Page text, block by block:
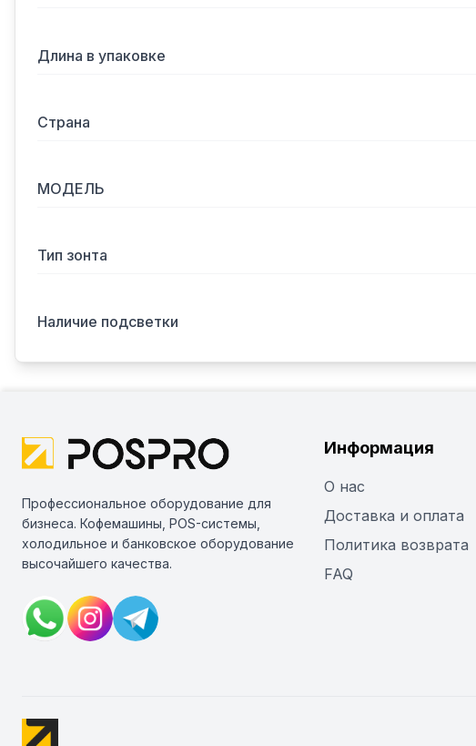
Длина в упаковке
Страна
МОДЕЛЬ
Тип зонта
Наличие подсветки
Профессиональное оборудование для
бизнеса. Кофемашины, POS-системы,
холодильное и банковское оборудование
высочайшего качества.
Информация
О нас
Доставка и оплата
Политика возврата
FAQ